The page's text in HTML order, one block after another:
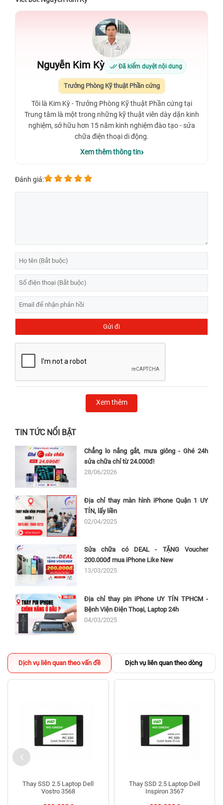
Nguyễn Kim Kỳ Đã kiểm duyệt nội dung
Trưởng Phòng Kỹ thuật Phần cứng
Tôi là Kim Kỳ - Trưởng Phòng Kỹ thuật Phần cứng tại
Trung tâm là một trong những kỹ thuật viên dày dặn kinh
nghiệm, sở hữu hơn 15 năm kinh nghiệm đào tạo - sửa
chữa điện thoại di động.
Xem thêm thông tin
Đánh giá:
Xem thêm
TIN TỨC NỔI BẬT
Chẳng lo nắng gắt, mưa giông - Ghé 24h
sửa chữa chỉ từ 24.000đ!
28/06/2026
Địa chỉ thay màn hình iPhone Quận 1 UY
TÍN, lấy liền
02/04/2025
Sửa chữa có DEAL - TẶNG Voucher
200.000đ mua iPhone Like New
13/03/2025
Địa chỉ thay pin iPhone UY TÍN TPHCM -
Bệnh Viện Điện Thoại, Laptop 24h
04/03/2025
Dịch vụ liên quan theo vấn đề Dịch vụ liên quan theo dòng
Thay SSD 2.5 Laptop Dell
Vostro 3568
Thay SSD 2.5 Laptop Dell
Inspiron 3567